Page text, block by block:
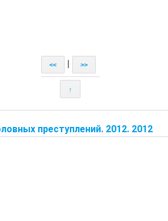
<< >>
↑
преступлений. 2012. 2012